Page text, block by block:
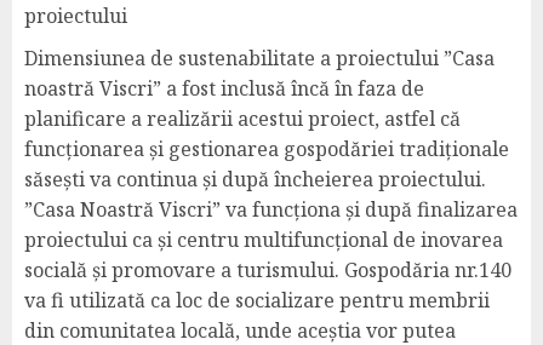
proiectului
Dimensiunea de sustenabilitate a proiectului ”Casa
noastră Viscri” a fost inclusă încă în faza de
planificare a realizării acestui proiect, astfel că
funcționarea și gestionarea gospodăriei tradiționale
săsești va continua și după încheierea proiectului.
”Casa Noastră Viscri” va funcționa și după finalizarea
proiectului ca și centru multifuncțional de inovarea
socială și promovare a turismului. Gospodăria nr.140
va fi utilizată ca loc de socializare pentru membrii
din comunitatea locală, unde aceștia vor putea